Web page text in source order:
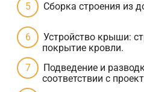
Сборка строения из
Устройство крыши:
покрытие кровли.
Подведение и
соответствии с